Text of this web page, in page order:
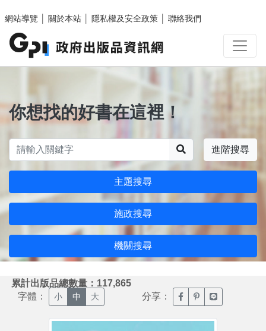
網站導覽
關於本站 隱私權及安全政策 聯絡我們
你想找的好書在這裡！
進階搜尋
主題搜尋
施政搜尋
機關搜尋
累計出版品總數量：117,865
字體： 小 中 大 分享： 臉書分享(另開新視窗)
噗浪分享(另開新
Line分享(另